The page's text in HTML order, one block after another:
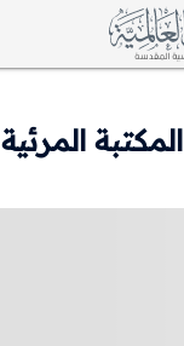
المكتبة المرئية